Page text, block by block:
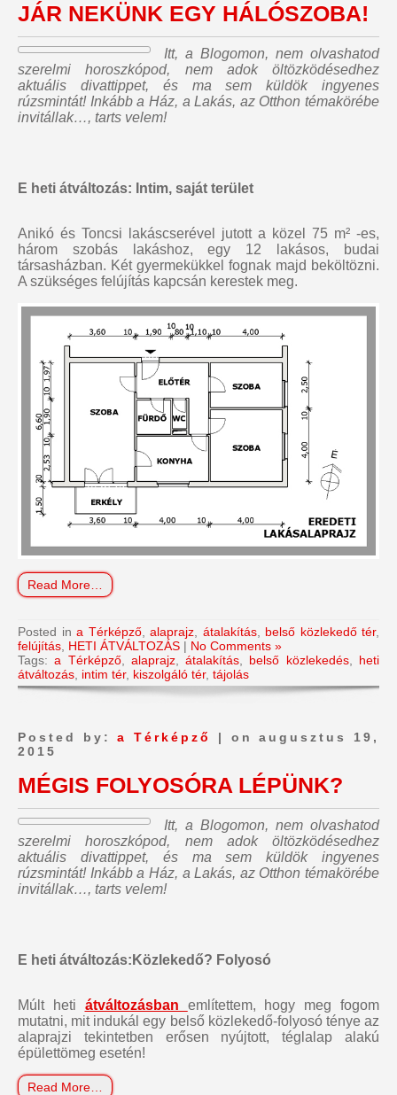
JÁR NEKÜNK EGY HÁLÓSZOBA!
Itt, a Blogomon, nem olvashatod
szerelmi horoszkópod, nem adok öltözködésedhez
aktuális divattippet, és ma sem küldök ingyenes
rúzsmintát! Inkább a Ház, a Lakás, az Otthon témakörébe
invitállak…, tarts velem!
E heti átváltozás: Intim, saját terület
Anikó és Toncsi lakáscserével jutott a közel 75 m² -es,
három szobás lakáshoz, egy 12 lakásos, budai
társasházban. Két gyermekükkel fognak majd beköltözni.
A szükséges felújítás kapcsán kerestek meg.
Read More…
Posted in a Térképző, alaprajz átalakítás, belső közlekedő tér,
felújítás HETI ÁTVÁLTOZÁS | No Comments »
Tags:a Térképző, alaprajz,átalakítás belső közlekedés, heti
átváltozás intim tér, kiszolgáló tér, tájolás
Posted by:a Térképző
| on augusztus 19,
2015
MÉGIS FOLYOSÓRA LÉPÜNK?
Itt, a Blogomon, nem olvashatod
szerelmi horoszkópod, nem adok öltözködésedhez
aktuális divattippet, és ma sem küldök ingyenes
rúzsmintát! Inkább a Ház, a Lakás, az Otthon témakörébe
invitállak…, tarts velem!
E heti átváltozás:Közlekedő? Folyosó
Múlt heti átváltozásban említettem, hogy meg fogom
mutatni, mit indukál egy belső közlekedő-folyosó ténye az
alaprajzi tekintetben erősen nyújtott, téglalap alakú
épülettömeg esetén!
Read More…